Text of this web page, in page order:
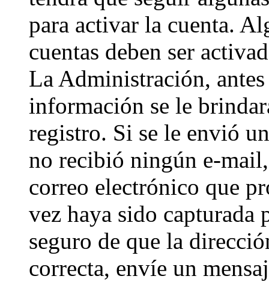
para activar la cuenta.
cuentas deben ser
La Administración,
información se le
registro. Si se le envió
no recibió ningún e-
correo electrónico que
vez haya sido
seguro de que la
correcta, envíe un